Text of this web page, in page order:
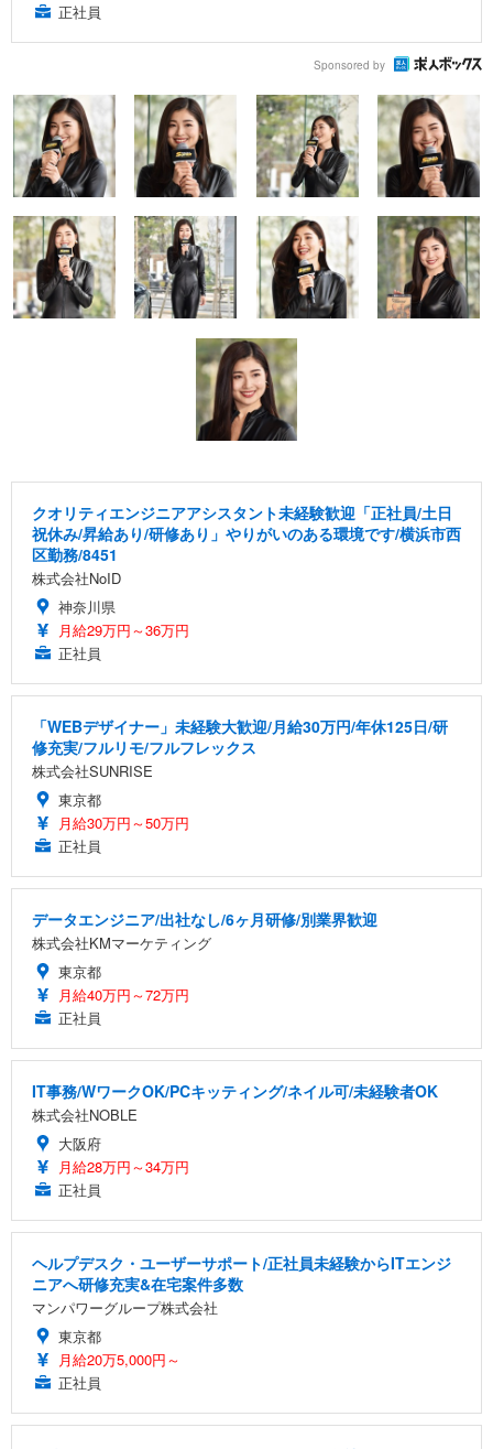
正社員
Sponsored by
クオリティエンジニアアシスタント未経験歓迎「正社員/土日
祝休み/昇給あり/研修あり」やりがいのある環境です/横浜市西
区勤務/8451
株式会社NoID
神奈川県
月給29万円～36万円
正社員
「WEBデザイナー」未経験大歓迎/月給30万円/年休125日/研
修充実/フルリモ/フルフレックス
株式会社SUNRISE
東京都
月給30万円～50万円
正社員
データエンジニア/出社なし/6ヶ月研修/別業界歓迎
株式会社KMマーケティング
東京都
月給40万円～72万円
正社員
IT事務/WワークOK/PCキッティング/ネイル可/未経験者OK
株式会社NOBLE
大阪府
月給28万円～34万円
正社員
ヘルプデスク・ユーザーサポート/正社員未経験からITエンジ
ニアへ研修充実&在宅案件多数
マンパワーグループ株式会社
東京都
月給20万5,000円～
正社員